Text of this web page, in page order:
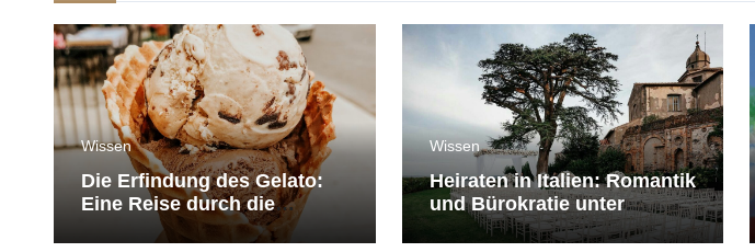
Wissen
Die Erfindung des Gelato:
Eine Reise durch die
Geschichte der Eiscreme
Wissen
Heiraten in Italien: Romantik
und Bürokratie unter
mediterranem Himmel